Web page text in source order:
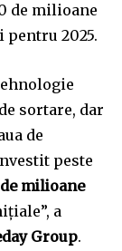
de milioane
2025.
sortare, dar
de
peste
milioane
a
Group.